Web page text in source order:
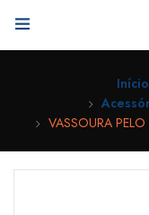
Início
VASSOURA